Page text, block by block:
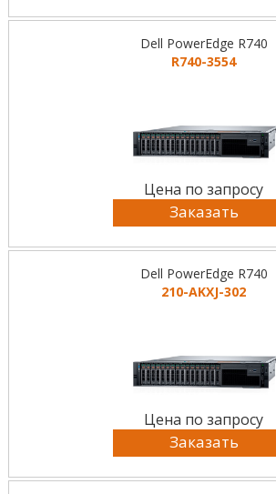
Dell PowerEdge R740
R740-3554
Цена по запросу
Заказать
Dell PowerEdge R740
210-AKXJ-302
Цена по запросу
Заказать